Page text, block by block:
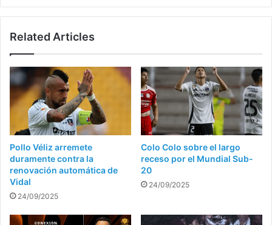
Related Articles
Pollo Véliz arremete
duramente contra la
renovación automática de
Vidal
24/09/2025
Colo Colo sobre el largo
receso por el Mundial Sub-
20
24/09/2025